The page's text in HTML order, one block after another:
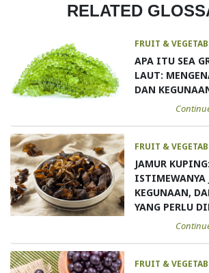
RELATED
FRUIT &
APA ITU SEA
LAUT:
DAN
FRUIT &
JAMUR
ISTIMEWANYA
KEGUNAAN,
YANG PERLU
FRUIT &